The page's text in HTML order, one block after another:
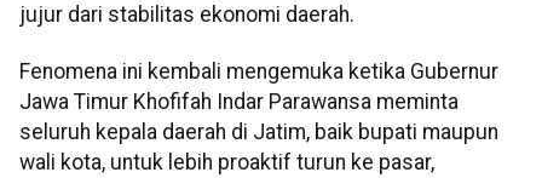
jujur dari stabilitas ekonomi daerah.
Fenomena ini kembali mengemuka ketika Gubernur
Jawa Timur Khofifah Indar Parawansa meminta
seluruh kepala daerah di Jatim, baik bupati maupun
wali kota, untuk lebih proaktif turun ke pasar,